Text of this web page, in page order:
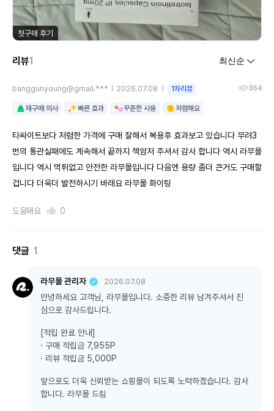
첫구매 후기
리뷰1
banggunyoung@gmail.*** 2026.07.08 1차리뷰 864
재구매 의사 빠른 효과 꾸준한 사용 저렴해요
타싸이트보다 저렴한 가격에 구매 잘해서 복용후 효과보고 있습니다 무려3
번의 통관실패에도 계속해서 끝까지 책암저 주셔서 감사 합니다 역시 라무몰
입니다 역시 먹튀없고 안전한 라무몰입니다 다음엔 용량 좀더 큰거도 구매할
겁니다 더욱더 발전하시기 바래요 라무몰 화이팅
도움돼요 0
댓글 1
라무몰 관리자 2026.07.08
안녕하세요 고객님, 라무몰입니다. 소중한 리뷰 남겨주셔서 진
심으로 감사드립니다.
[적립 완료 안내]
· 구매 적립금 7,955P
· 리뷰 적립금 5,000P
앞으로도 더욱 신뢰받는 쇼핑몰이 되도록 노력하겠습니다. 감사
합니다. 라무몰 드림